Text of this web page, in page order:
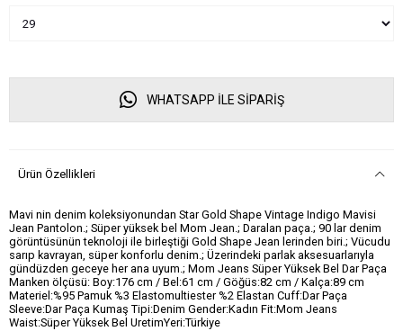
WHATSAPP İLE SİPARİŞ
Ürün Özellikleri
Mavi nin denim koleksiyonundan Star Gold Shape Vintage Indigo Mavisi
Jean Pantolon.; Süper yüksek bel Mom Jean.; Daralan paça.; 90 lar denim
görüntüsünün teknoloji ile birleştiği Gold Shape Jean lerinden biri.; Vücudu
sarıp kavrayan, süper konforlu denim.; Üzerindeki parlak aksesuarlarıyla
gündüzden geceye her ana uyum.; Mom Jeans Süper Yüksek Bel Dar Paça
Manken ölçüsü: Boy:176 cm / Bel:61 cm / Göğüs:82 cm / Kalça:89 cm
Materiel:%95 Pamuk %3 Elastomultiester %2 Elastan Cuff:Dar Paça
Sleeve:Dar Paça Kumaş Tipi:Denim Gender:Kadın Fit:Mom Jeans
Waist:Süper Yüksek Bel UretimYeri:Türkiye